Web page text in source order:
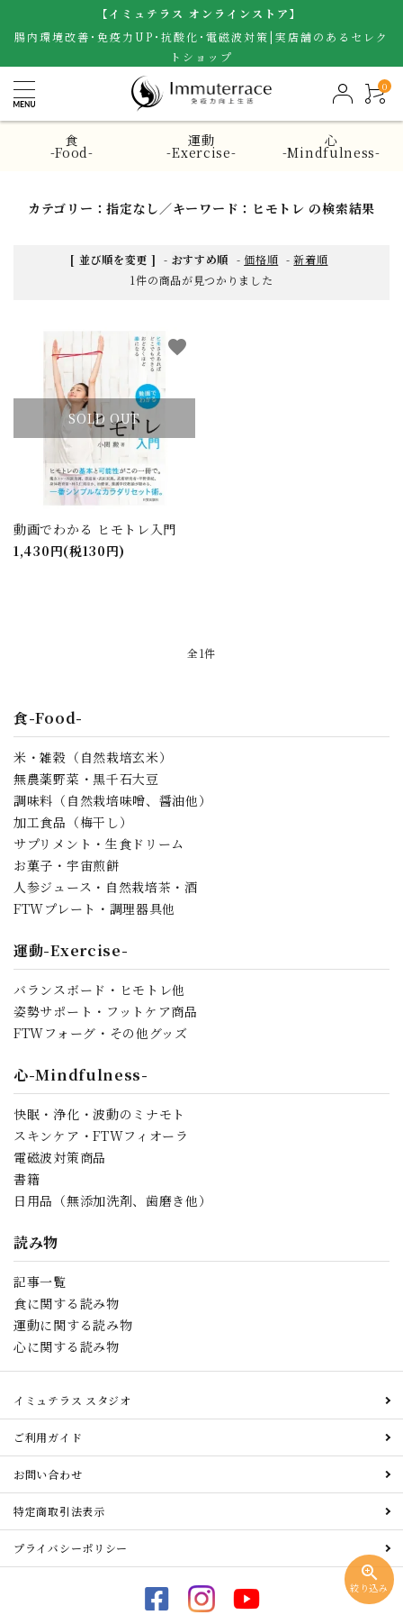
【イミュテラス オンラインストア】
腸内環境改善･免疫力UP･抗酸化･電磁波対策|実店舗のあるセレク
トショップ
0
食
-Food-
運動
-Exercise-
心
-Mindfulness-
カテゴリー：指定なし／キーワード：ヒモトレ の検索結果
[ 並び順を変更 ] - おすすめ順 -価格順 -新着順
1件の商品が見つかりました
SOLD OUT
動画でわかる ヒモトレ入門
1,430円(税130円)
favorite
全1件
zoom_in
絞り込み
カテゴリー
検索する
食-Food-
米・雑穀（自然栽培玄米）
無農薬野菜・黒千石大豆
調味料（自然栽培味噌、醤油他）
加工食品（梅干し）
サプリメント・生食ドリーム
お菓子・宇宙煎餅
人参ジュース・自然栽培茶・酒
FTWプレート・調理器具他
運動-Exercise-
バランスボード・ヒモトレ他
姿勢サポート・フットケア商品
FTWフォーグ・その他グッズ
心-Mindfulness-
快眠・浄化・波動のミナモト
スキンケア・FTWフィオーラ
電磁波対策商品
書籍
日用品（無添加洗剤、歯磨き他）
読み物
記事一覧
食に関する読み物
運動に関する読み物
心に関する読み物
イミュテラス スタジオ
ご利用ガイド
お問い合わせ
特定商取引法表示
プライバシーポリシー